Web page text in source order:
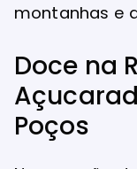
montanhas e
Doce na
Poços